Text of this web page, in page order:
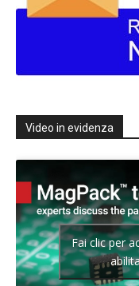
Video in evidenza
Fai clic per